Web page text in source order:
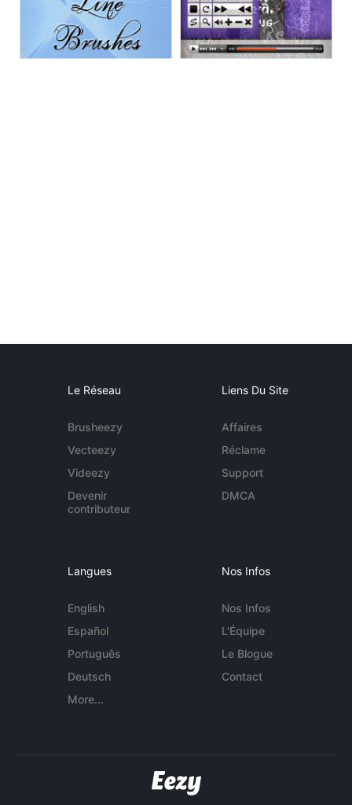
Le Réseau
Brusheezy
Vecteezy
Videezy
Devenir
contributeur
Liens Du Site
Affaires
Réclame
Support
DMCA
Langues
English
Español
Português
Deutsch
More...
Nos Infos
Nos Infos
L'Équipe
Le Blogue
Contact